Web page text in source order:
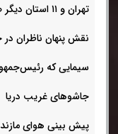
تهران و ۱۱ استان دیگر صادر شد
نقش پنهان ناظران
سیمایی که
جاشوهای غریب دریا